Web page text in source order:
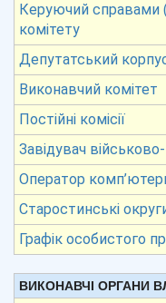
Керуючий справами
комітету
Депутатський
Виконавчий комітет
Постійні комісії
Завідувач
Оператор
Старостинські
Графік особистого
ВИКОНАВЧІ ОРГАНИ